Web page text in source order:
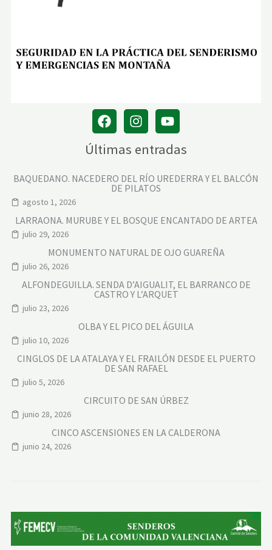
Últimas entradas
BAQUEDANO. NACEDERO DEL RÍO UREDERRA Y EL BALCÓN
DE PILATOS
agosto 1, 2026
LARRAONA. MURUBE Y EL BOSQUE ENCANTADO DE ARTEA
julio 29, 2026
MONUMENTO NATURAL DE OJO GUAREÑA
julio 26, 2026
ALFONDEGUILLA. SENDA D’AIGUALIT, EL BARRANCO DE
CASTRO Y L’ARQUET
julio 23, 2026
OLBA Y EL PICO DEL ÁGUILA
julio 10, 2026
CINGLOS DE LA ATALAYA Y EL FRAILÓN DESDE EL PUERTO
DE SAN RAFAEL
julio 5, 2026
CIRCUITO DE SAN ÚRBEZ
junio 28, 2026
CINCO ASCENSIONES EN LA CALDERONA
junio 24, 2026